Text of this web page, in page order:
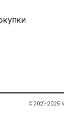
© 2021-2025